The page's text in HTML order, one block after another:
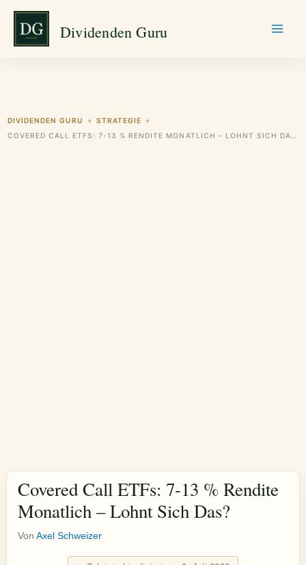
Zum
springen
Dividenden Guru
DIVIDENDEN GURU ◆ STRATEGIE ◆
COVERED CALL ETFS: 7-13 % RENDITE MONATLICH – LOHNT SICH DAS?
Covered Call ETFs: 7-13 % Rendite
Monatlich – Lohnt Sich Das?
Von Axel Schweizer